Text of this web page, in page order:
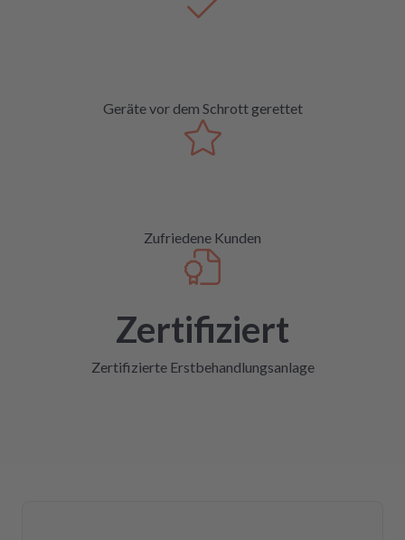
Geräte vor dem Schrott gerettet
Zufriedene Kunden
Zertifiziert
Zertifizierte Erstbehandlungsanlage